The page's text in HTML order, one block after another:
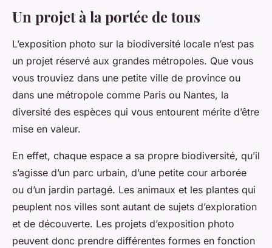
Un projet à la portée de tous
L’exposition photo sur la biodiversité locale n’est pas
un projet réservé aux grandes métropoles. Que vous
vous trouviez dans une petite ville de province ou
dans une métropole comme Paris ou Nantes, la
diversité des espèces qui vous entourent mérite d’être
mise en valeur.
En effet, chaque espace a sa propre biodiversité, qu’il
s’agisse d’un parc urbain, d’une petite cour arborée
ou d’un jardin partagé. Les animaux et les plantes qui
peuplent nos villes sont autant de sujets d’exploration
et de découverte. Les projets d’exposition photo
peuvent donc prendre différentes formes en fonction